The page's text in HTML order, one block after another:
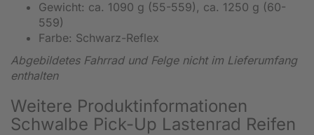
Gewicht: ca. 1090 g (55-559), ca. 1250 g (60-
559)
Farbe: Schwarz-Reflex
Abgebildetes Fahrrad und Felge nicht im Lieferumfang
enthalten
Weitere Produktinformationen
Schwalbe Pick-Up Lastenrad Reifen